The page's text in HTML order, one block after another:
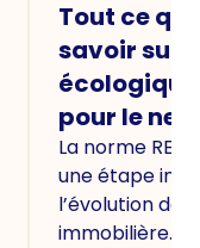
Tout ce
savoir sur
écologique
pour le
La norme
une étape
l’évolution de
immobilière.